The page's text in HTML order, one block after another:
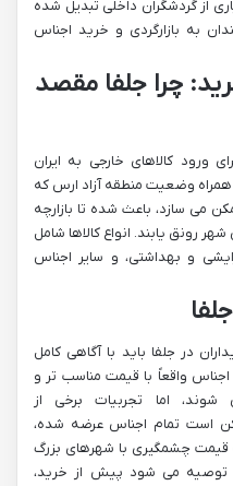
از گردشگران داخلی تبدیل شده
به بازارگردی و خرید اجناس
چرا جلفا مقصد
ورود کالاهای خارجی به ایران
وضعیت منطقه آزاد ارس که
می سازد، باعث شده تا بازارچه
رونق یابند. انواع کالاها شامل
و بهداشتی، و سایر اجناس
در جلفا باید با آگاهی کامل
واقعاً با قیمت مناسب تر و
اما تجربیات برخی از
است تمام اجناس عرضه شده،
قیمت چشمگیری با شهرهای بزرگ
توصیه می شود پیش از خرید،